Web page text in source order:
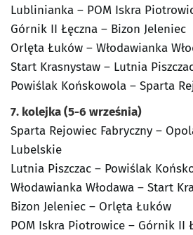
Lublinianka – POM Iskra
Górnik II Łęczna – Bizon Jeleniec
Orlęta Łuków – Włodawianka
Start Krasnystaw – Lutnia
Powiślak Końskowola – Sparta
7. kolejka (5-6 września)
Sparta Rejowiec Fabryczny –
Lubelskie
Lutnia Piszczac – Powiślak
Włodawianka Włodawa – Start
Bizon Jeleniec – Orlęta Łuków
POM Iskra Piotrowice – Górnik II